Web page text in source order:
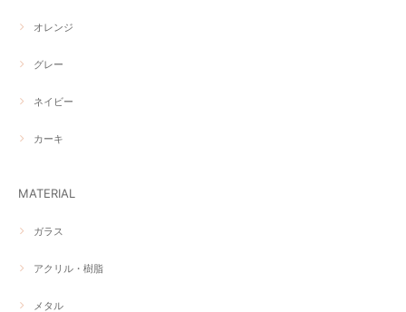
オレンジ
グレー
ネイビー
カーキ
MATERIAL
ガラス
アクリル・樹脂
メタル